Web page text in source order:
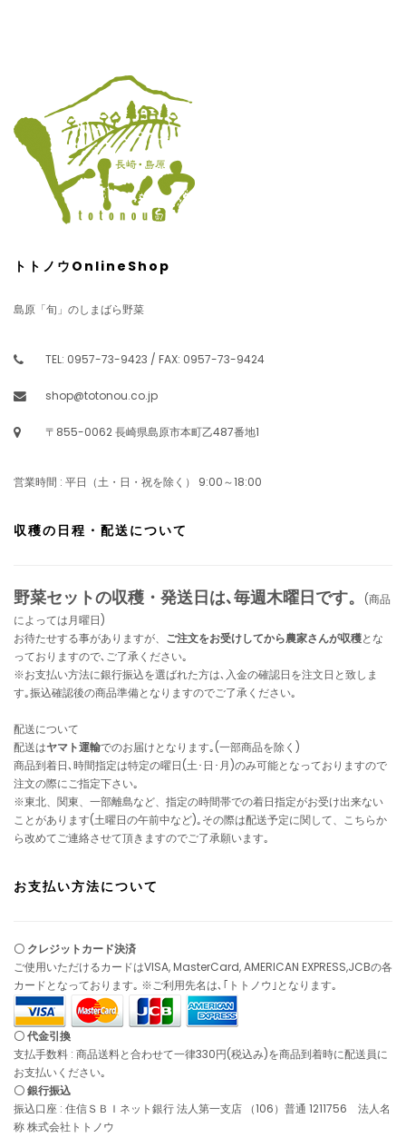
トトノウOnlineShop
島原「旬」のしまばら野菜
TEL: 0957-73-9423 / FAX: 0957-73-9424
shop@totonou.co.jp
〒855-0062 長崎県島原市本町乙487番地1
営業時間 : 平日（土・日・祝を除く） 9:00～18:00
収穫の日程・配送について
野菜セットの収穫・発送日は､毎週木曜日です。
(商品
によっては月曜日)
お待たせする事がありますが、 ご注文をお受けしてから農家さんが収穫とな
っておりますので､ご了承ください｡
※お支払い方法に銀行振込を選ばれた方は､入金の確認日を注文日と致しま
す｡振込確認後の商品準備となりますのでご了承ください｡
配送について
配送はヤマト運輸でのお届けとなります｡(一部商品を除く)
商品到着日､時間指定は特定の曜日(土･日･月)のみ可能となっておりますので
注文の際にご指定下さい｡
※東北、関東、一部離島など、指定の時間帯での着日指定がお受け出来ない
ことがあります(土曜日の午前中など)｡その際は配送予定に関して、こちらか
ら改めてご連絡させて頂きますのでご了承願います｡
お支払い方法について
〇 クレジットカード決済
ご使用いただけるカードはVISA, MasterCard, AMERICAN EXPRESS,JCBの各
カードとなっております｡ ※ご利用先名は､｢トトノウ｣となります｡
〇 代金引換
支払手数料 : 商品送料と合わせて一律330円(税込み)を商品到着時に配送員に
お支払いください｡
〇 銀行振込
振込口座 : 住信ＳＢＩネット銀行 法人第一支店 （106）普通 1211756 法人名
称 株式会社トトノウ